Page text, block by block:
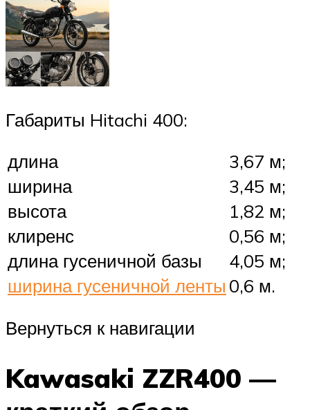
Габариты Hitachi 400:
длина
3,67 м;
ширина
3,45 м;
высота
1,82 м;
клиренс
0,56 м;
длина гусеничной базы
4,05 м;
ширина гусеничной ленты 0,6 м.
Вернуться к навигации
Kawasaki ZZR400 —